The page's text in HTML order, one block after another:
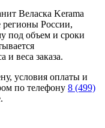
Веласка Kerama
регионы России,
под объем и сроки
и веса заказа.
условия оплаты и
по телефону 8 (499)